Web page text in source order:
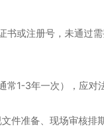
书或注册号，未通过
常1-3年一次），应对
件准备、现场审核排